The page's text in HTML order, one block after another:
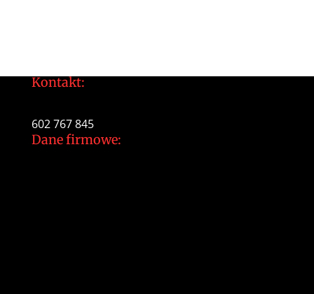
Kontakt:
602 767 845
Dane firmowe: